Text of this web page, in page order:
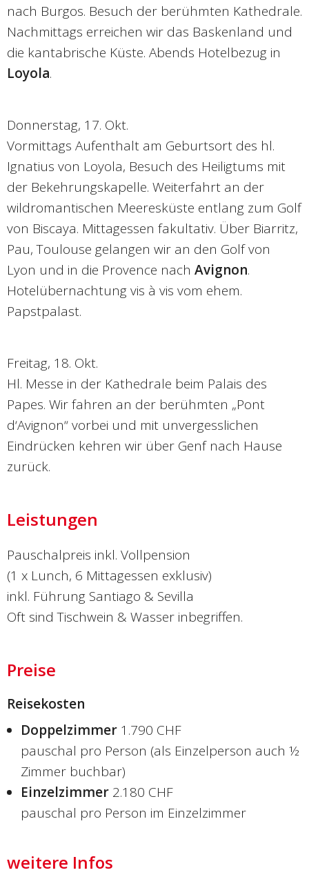
nach Burgos. Besuch der berühmten Kathedrale.
Nachmittags erreichen wir das Baskenland und
die kantabrische Küste. Abends Hotelbezug in
Loyola.
Donnerstag, 17. Okt.
Vormittags Aufenthalt am Geburtsort des hl.
Ignatius von Loyola, Besuch des Heiligtums mit
der Bekehrungskapelle. Weiterfahrt an der
wildromantischen Meeresküste entlang zum Golf
von Biscaya. Mittagessen fakultativ. Über Biarritz,
Pau, Toulouse gelangen wir an den Golf von
Lyon und in die Provence nach Avignon.
Hotelübernachtung vis à vis vom ehem.
Papstpalast.
Freitag, 18. Okt.
Hl. Messe in der Kathedrale beim Palais des
Papes. Wir fahren an der berühmten „Pont
d‘Avignon“ vorbei und mit unvergesslichen
Eindrücken kehren wir über Genf nach Hause
zurück.
Leistungen
Pauschalpreis inkl. Vollpension
(1 x Lunch, 6 Mittagessen exklusiv)
inkl. Führung Santiago & Sevilla
Oft sind Tischwein & Wasser inbegriffen.
Preise
Reisekosten
Doppelzimmer 1.790 CHF
pauschal pro Person (als Einzelperson auch ½
Zimmer buchbar)
Einzelzimmer 2.180 CHF
pauschal pro Person im Einzelzimmer
weitere Infos